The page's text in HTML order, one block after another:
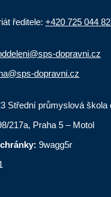
ředitele: +420 725 044
dopravni.cz
dopravni.cz
Střední průmyslová škola
217a, Praha 5 – Motol
9wagg5r